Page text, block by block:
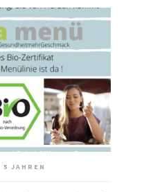
5 JAHREN